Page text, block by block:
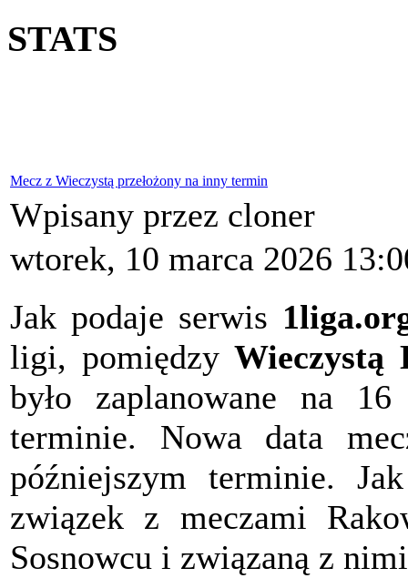
STATS
Mecz z Wieczystą przełożony na inny termin
Wpisany przez cloner
wtorek, 10 marca 2026
Jak podaje serwis
ligi, pomiędzyWieczystą
było zaplanowane na
terminie. Nowa data
późniejszym terminie.
związek z meczami
Sosnowcu i związaną z